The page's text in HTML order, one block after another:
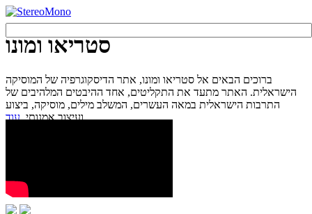
סטריאו ומונו
ברוכים הבאים אל סטריאו ומונו, אתר הדיסקוגרפיה של המוסיקה
הישראלית. האתר מתעד את התקליטים, אחד ההיבטים המלהיבים של
התרבות הישראלית במאה העשרים, המשלב מילים, מוסיקה, ביצוע
ועיצוב אמנותי.עוד...